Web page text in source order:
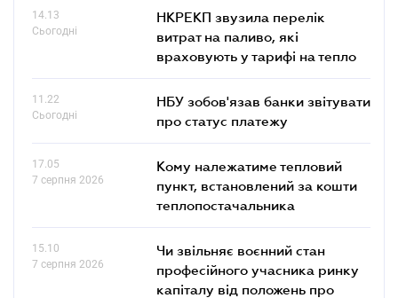
14.13
Сьогодні
НКРЕКП звузила перелік
витрат на паливо, які
враховують у тарифі на тепло
11.22
Сьогодні
НБУ зобов'язав банки звітувати
про статус платежу
17.05
7 серпня 2026
Кому належатиме тепловий
пункт, встановлений за кошти
теплопостачальника
15.10
7 серпня 2026
Чи звільняє воєнний стан
професійного учасника ринку
капіталу від положень про